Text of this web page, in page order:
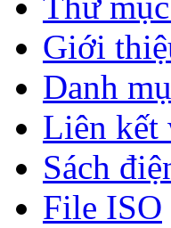
Giới
Danh
Liên kết
Sách
File ISO